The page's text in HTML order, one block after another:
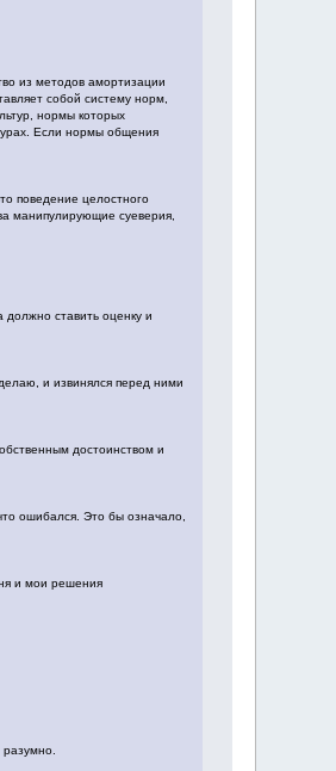
из методов амортизации
собой систему норм,
нормы которых
Если нормы общения
поведение целостного
манипулирующие суеверия,
ставить оценку и
и извинялся перед ними
достоинством и
ошибался. Это бы означало,
и мои решения
разумно.